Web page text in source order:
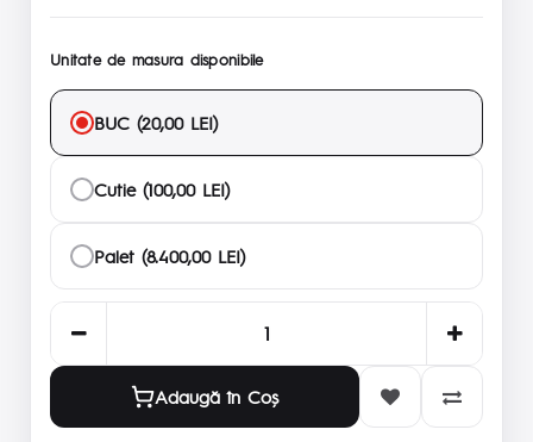
Unitate de masura disponibile
BUC (20,00 LEI)
Cutie (100,00 LEI)
Palet (8.400,00 LEI)
Adaugă în Coş